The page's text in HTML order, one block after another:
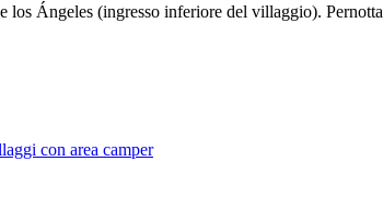
Ángeles (ingresso inferiore del villaggio).
con area camper